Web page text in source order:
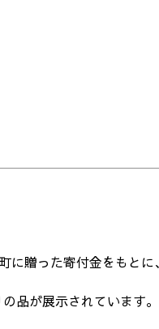
贈った寄付金をもと
品が展示されています。